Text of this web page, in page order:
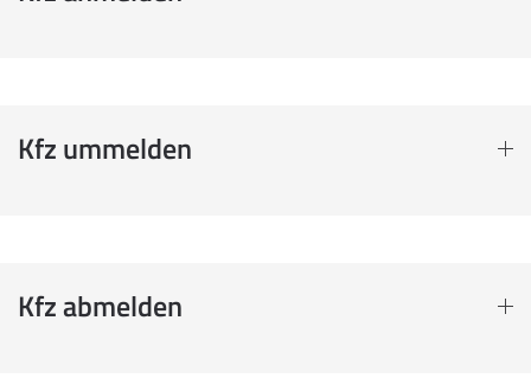
Kfz ummelden
Kfz abmelden